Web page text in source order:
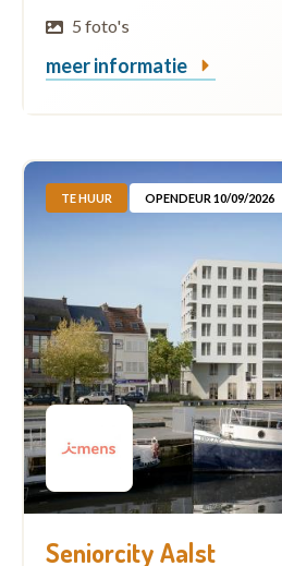
5 foto's
meer informatie
TE HUUR OPENDEUR 10/09/2026
Seniorcity Aalst